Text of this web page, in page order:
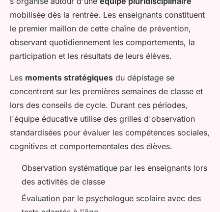
mobilisée dès la rentrée. Les enseignants constituent
le premier maillon de cette chaîne de prévention,
observant quotidiennement les comportements, la
participation et les résultats de leurs élèves.
Les moments stratégiques du dépistage se
concentrent sur les premières semaines de classe et
lors des conseils de cycle. Durant ces périodes,
l'équipe éducative utilise des grilles d'observation
standardisées pour évaluer les compétences sociales,
cognitives et comportementales des élèves.
Observation systématique par les enseignants lors
des activités de classe
Évaluation par le psychologue scolaire avec des